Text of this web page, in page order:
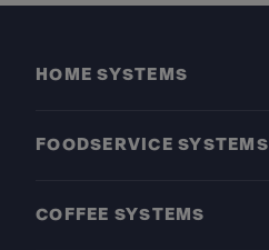
HOME SYSTEMS
FOODSERVICE SYSTEMS
COFFEE SYSTEMS